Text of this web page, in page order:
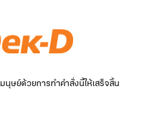
ษย์ด้วยการทำคำสั่งนี้ให้เสร็จสิ้น